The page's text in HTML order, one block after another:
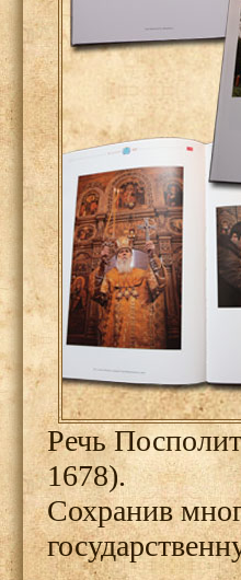
Речь
1678).
Сохранив